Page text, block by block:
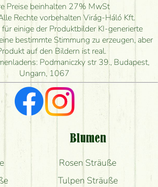
ich heute Blumen mit Lieferung
bestellen?
können Sie den Blumenstrauß
wann können Sie ihn frühestens
liefern?
rote Rosen, hast du welche?
bekomme ich zum
wirklich, was auf dem Bild zu sehen
Preise beinhalten 27% MwSt
Rechte vorbehalten Virág-Háló Kft.
einige der Produktbilder KI-generierte
bestimmte Stimmung zu erzeugen, aber
auf den Bildern ist real.
Podmaniczky str 39., Budapest,
Ungarn, 1067
Blumen
Rosen Sträuße
Tulpen Sträuße